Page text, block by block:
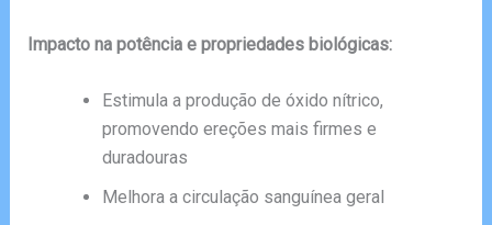
Impacto na potência e propriedades biológicas:
Estimula a produção de óxido nítrico,
promovendo ereções mais firmes e
duradouras
Melhora a circulação sanguínea geral